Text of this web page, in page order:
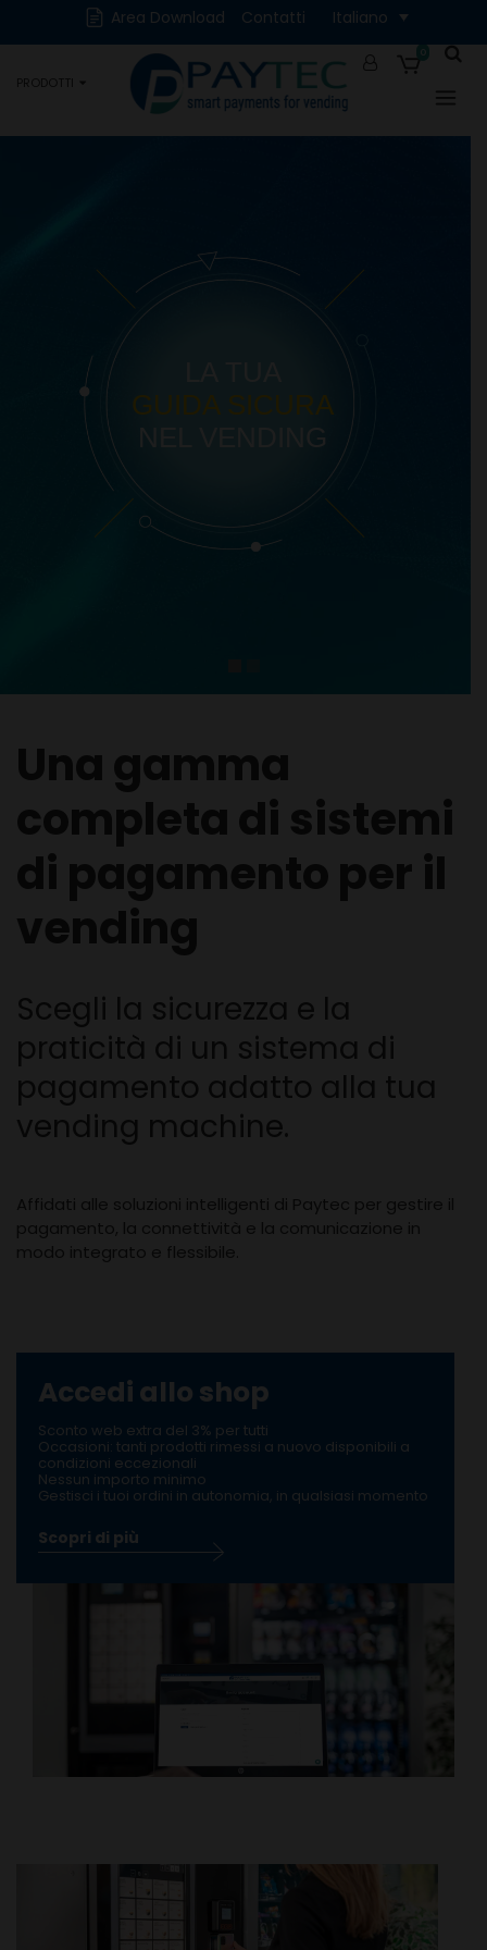
Area Download Contatti Italiano
PRODOTTI
Digitali
Accessori e Ricambi
Occasioni
0
GUIDA SICURA
NEL VENDING
Una gamma
completa di sistemi
di pagamento per il
vending
Scegli la sicurezza e la
praticità di un sistema di
pagamento adatto alla tua
vending machine.
Affidati alle soluzioni intelligenti di Paytec per gestire il
pagamento, la connettività e la comunicazione in
modo integrato e flessibile.
Accedi allo shop
Sconto web extra del 3% per tutti
Occasioni: tanti prodotti rimessi a nuovo disponibili a
condizioni eccezionali
Nessun importo minimo
Gestisci i tuoi ordini in autonomia, in qualsiasi momento
Scopri di più